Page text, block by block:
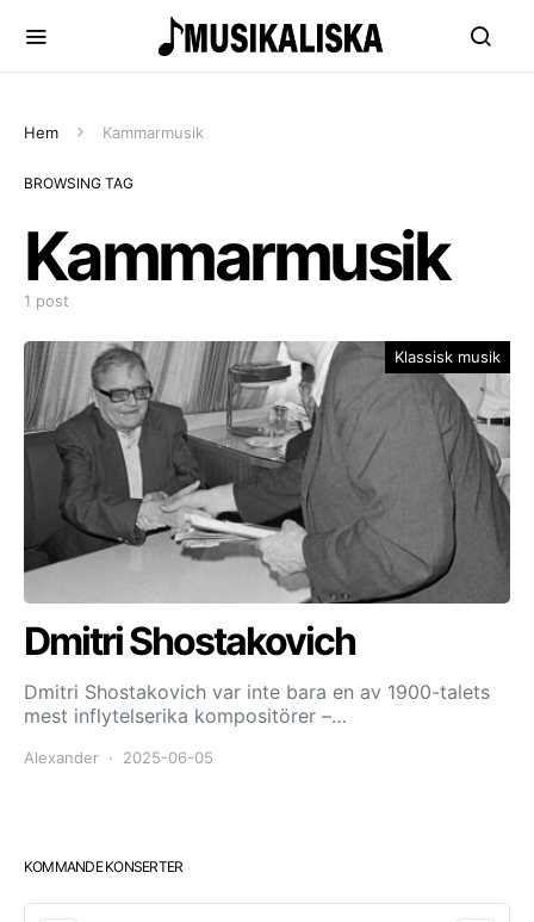
Hem Kammarmusik
BROWSING TAG
Kammarmusik
1 post
Klassisk musik
Dmitri Shostakovich
Dmitri Shostakovich var inte bara en av 1900-talets
mest inflytelserika kompositörer –…
Alexander 2025-06-05
KOMMANDE KONSERTER